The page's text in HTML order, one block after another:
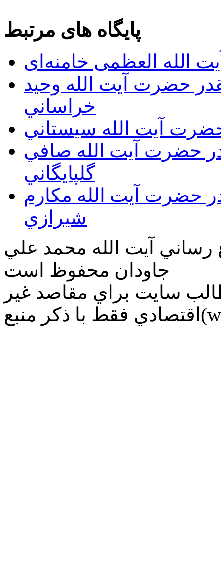
پایگاه های مرتبط
الله العظمی خامنه‌ای
حضرت آيت الله وحيد
خراساني
حضرت آيت الله سيستاني
حضرت آيت الله صافي
گلپايگاني
حضرت آيت الله مكارم
شيرازي
رساني آیت الله محمد علي
جاودان محفوظ است
سايت براي مقاصد غير